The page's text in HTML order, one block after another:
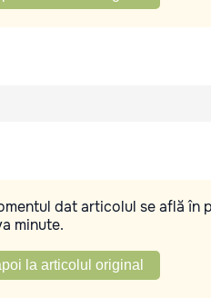
dat articolul se află în
minute.
la articolul original